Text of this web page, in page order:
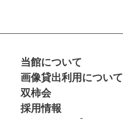
当館について
画像貸出利用について
双柿会
採用情報